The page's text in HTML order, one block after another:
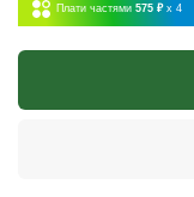
Плати частями 575 ₽ x 4